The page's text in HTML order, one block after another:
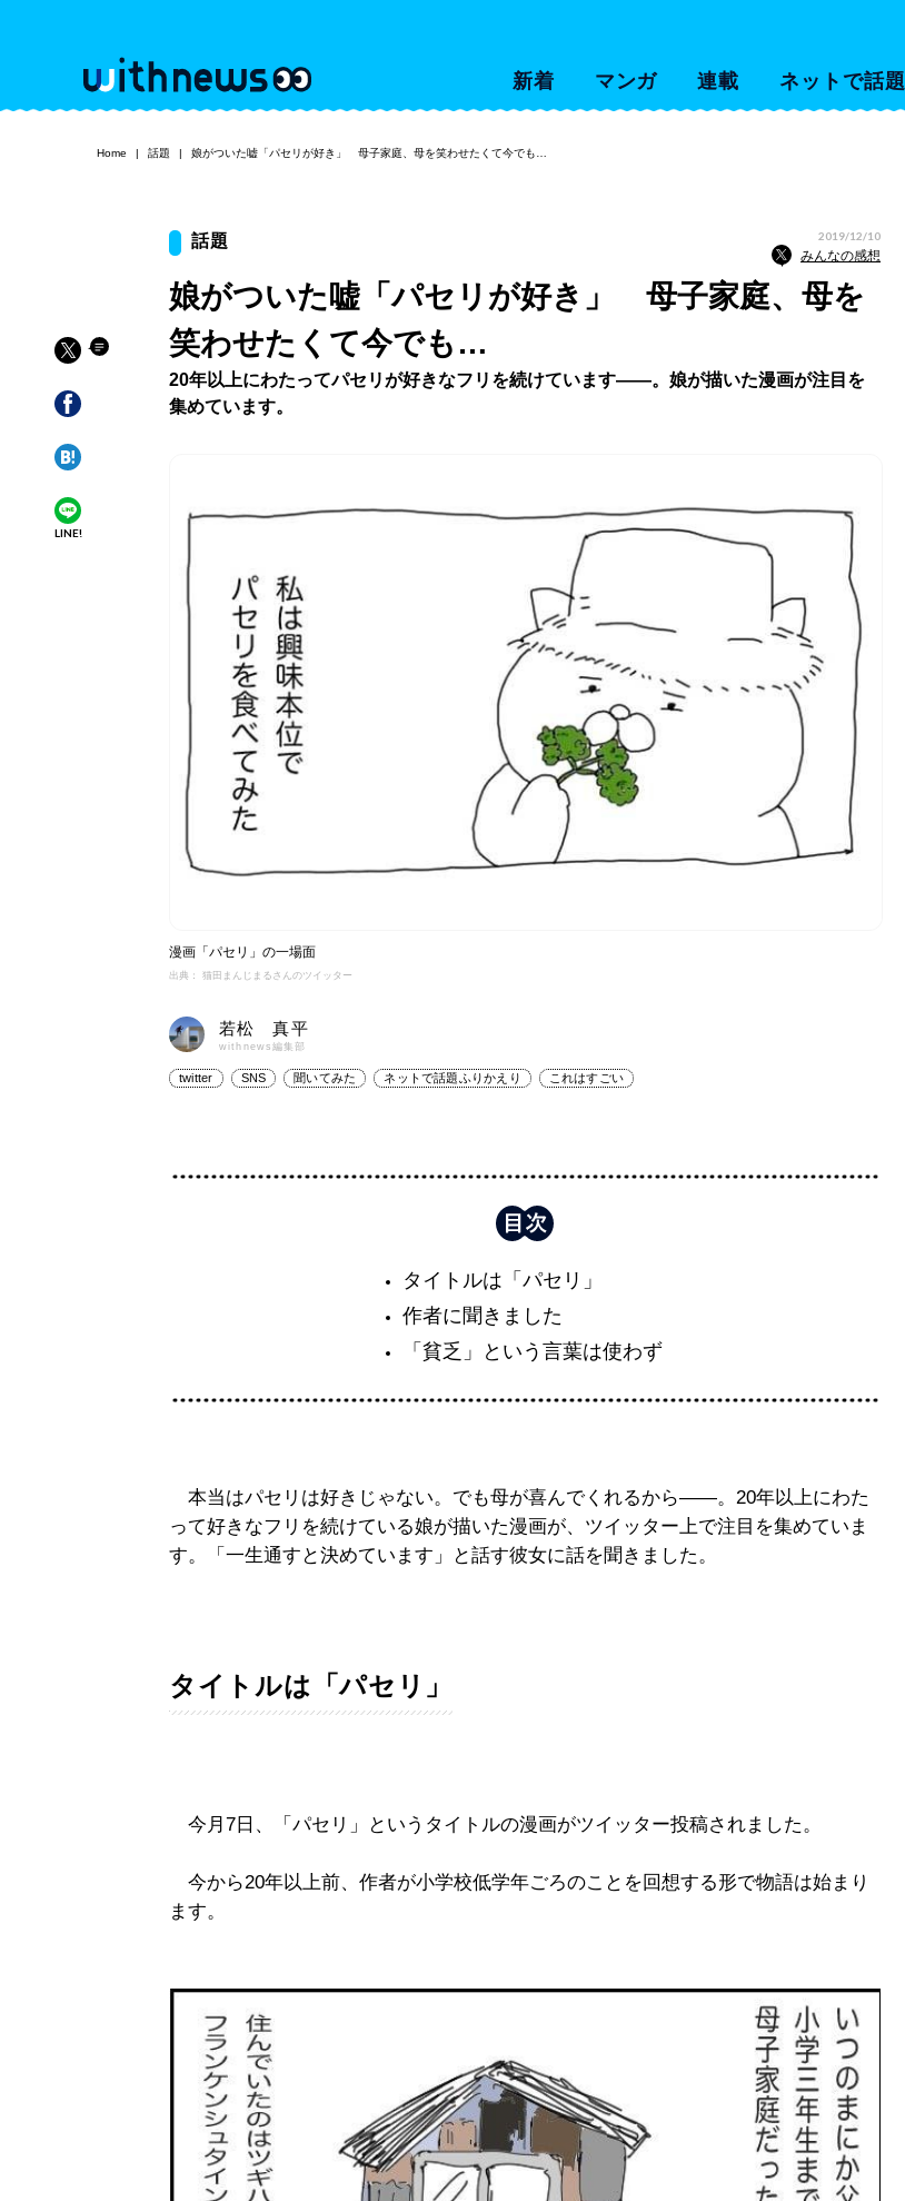
新着 マンガ 連載 ネットで話題
Home 話題 娘がついた嘘「パセリが好き」 母子家庭、母を笑わせたくて今でも…
LINE!
話題 2019/12/10
みんなの感想
娘がついた嘘「パセリが好き」 母子家庭、母を
笑わせたくて今でも…
20年以上にわたってパセリが好きなフリを続けています――。娘が描いた漫画が注目を
集めています。
漫画「パセリ」の一場面
出典： 猫田まんじまるさんのツイッター
若松 真平
withnews編集部
twitter SNS 聞いてみた ネットで話題ふりかえり これはすごい
タイトルは「パセリ」
作者に聞きました
「貧乏」という言葉は使わず
本当はパセリは好きじゃない。でも母が喜んでくれるから――。20年以上にわた
って好きなフリを続けている娘が描いた漫画が、ツイッター上で注目を集めていま
す。「一生通すと決めています」と話す彼女に話を聞きました。
タイトルは「パセリ」
今月7日、「パセリ」というタイトルの漫画がツイッター投稿されました。
今から20年以上前、作者が小学校低学年ごろのことを回想する形で物語は始まり
ます。